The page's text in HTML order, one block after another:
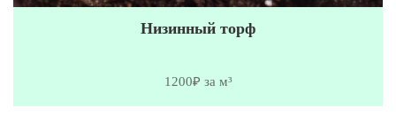
Низинный торф
1200₽ за м³